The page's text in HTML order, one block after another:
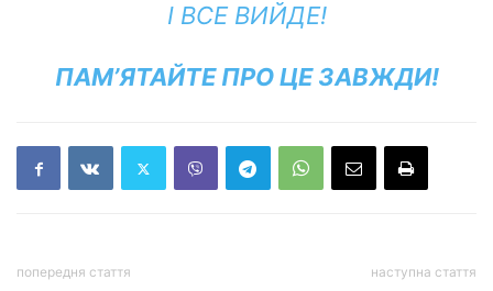
І ВСЕ ВИЙДЕ!
ПАМ’ЯТАЙТЕ ПРО ЦЕ ЗАВЖДИ!
попередня стаття наступна стаття